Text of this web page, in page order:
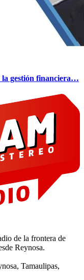
gestión financiera…
de la frontera de
Reynosa.
Tamaulipas,